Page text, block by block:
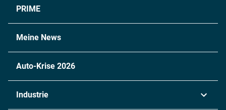
PRIME
Meine News
Auto-Krise 2026
Industrie